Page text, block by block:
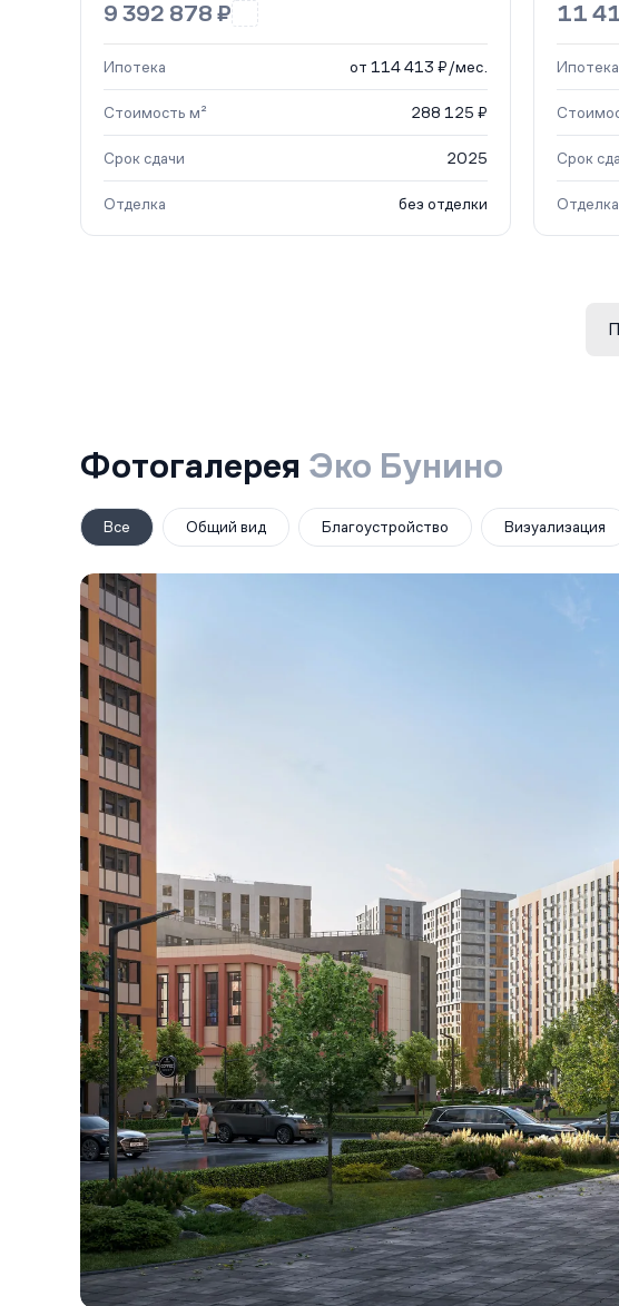
9 392 878 ₽
Ипотека от 114 413 ₽/мес.
Стоимость м² 288 125 ₽
Срок сдачи 2025
Отделка без отделки
11
Ипотека
Срок
Отделка
Фотогалерея Эко Бунино
Все Общий вид Благоустройство Визуализация